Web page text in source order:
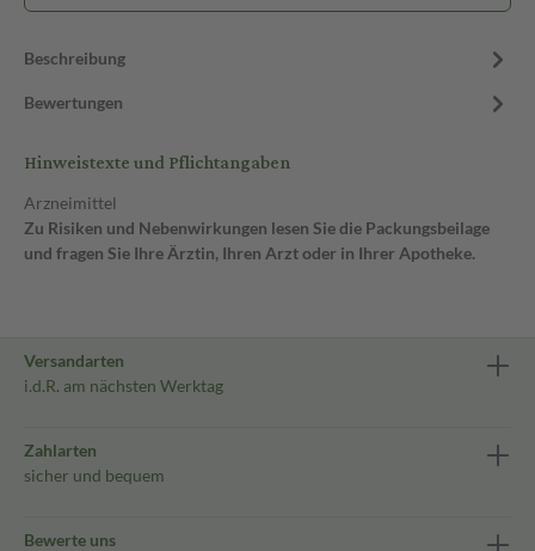
Beschreibung
Bewertungen
Hinweistexte und Pflichtangaben
Arzneimittel
Zu Risiken und Nebenwirkungen lesen Sie die Packungsbeilage
und fragen Sie Ihre Ärztin, Ihren Arzt oder in Ihrer Apotheke.
Versandarten
i.d.R. am nächsten Werktag
Zahlarten
sicher und bequem
Bewerte uns